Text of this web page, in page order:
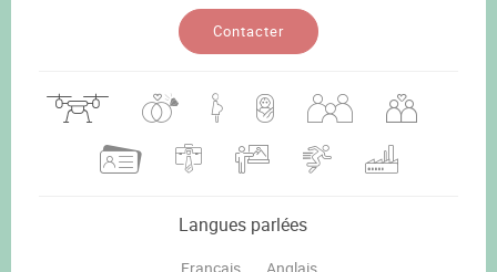
Contacter
Langues parlées
Français Anglais